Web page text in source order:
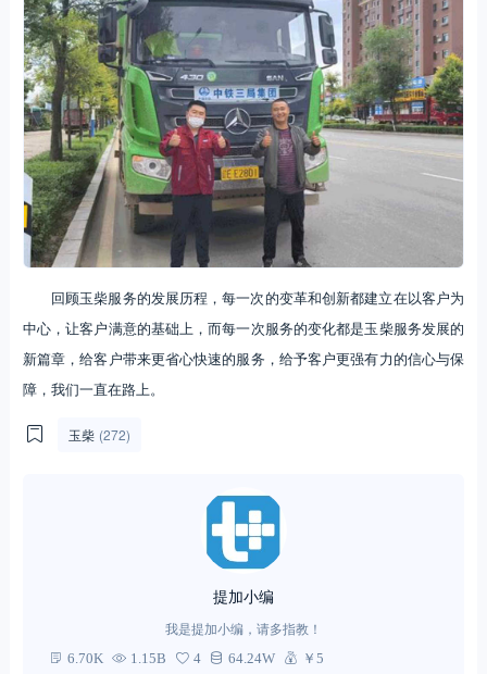
回顾玉柴服务的发展历程，每一次的变革和创新都建立在以客户为
中心，让客户满意的基础上，而每一次服务的变化都是玉柴服务发展的
新篇章，给客户带来更省心快速的服务，给予客户更强有力的信心与保
障，我们一直在路上。
玉柴 (272)
提加小编
我是提加小编，请多指教！
6.70K 1.15B 4 64.24W ￥5